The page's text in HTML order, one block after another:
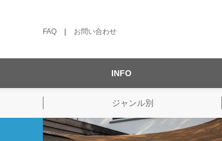
FAQ お問い合わせ
INFO
ジャンル別